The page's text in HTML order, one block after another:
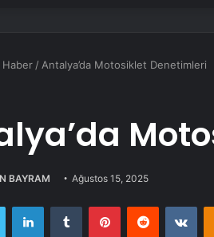
Haber / Antalya’da Motosiklet Denetimleri
BAYRAM Ağustos 15, 2025
Twitter LinkedInTumblr PinterestReddit